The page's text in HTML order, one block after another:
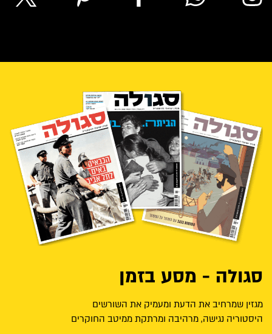
סגולה - מסע בזמן
מגזין שמרחיב את הדעת ומעמיק את השורשים
היסטוריה נגישה, מרהיבה ומרתקת ממיטב החוקרים